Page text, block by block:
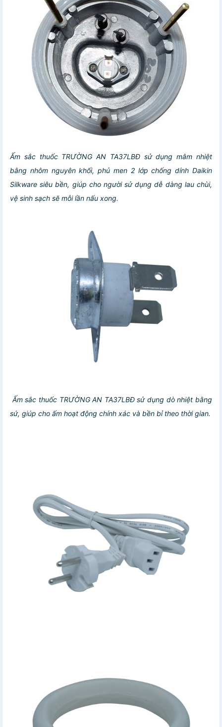
Ấm sắc thuốc TRƯỜNG AN TA37LBĐ sử dụng mâm nhiệt
bằng nhôm nguyên khối, phủ men 2 lớp chống dính Daikin
Silkware siêu bền, giúp cho người sử dụng dễ dàng lau chùi,
vệ sinh sạch sẽ mỗi lần nấu xong.
Ấm sắc thuốc TRƯỜNG AN TA37LBĐ sử dụng dò nhiệt bằng
sứ, giúp cho ấm hoạt động chính xác và bền bỉ theo thời gian.